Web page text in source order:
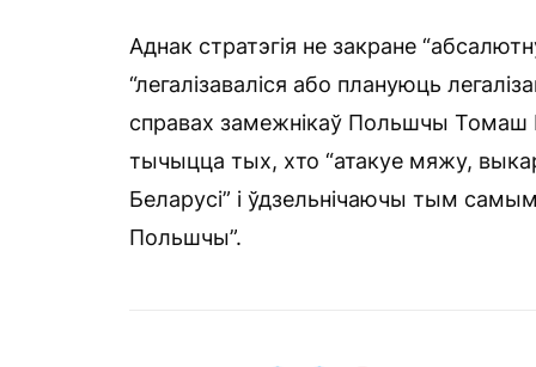
Аднак стратэгія не закране
“легалізаваліся або плануюць
справах замежнікаў Польшчы
тычыцца тых, хто “атакуе мяжу,
Беларусі” і ўдзельнічаючы тым самым
Польшчы”.